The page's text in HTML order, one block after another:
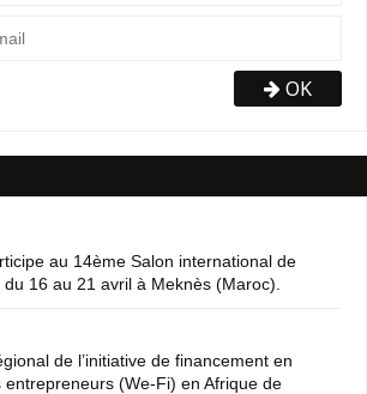
OK
au 14ème Salon international de
du 16 au 21 avril à Meknès (Maroc).
de l’initiative de financement en
(We-Fi) en Afrique de